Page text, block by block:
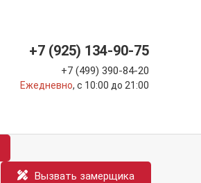
+7 (925) 134-90-75
+7 (499) 390-84-20
Ежедневно, с 10:00 до 21:00
Вызвать замерщика